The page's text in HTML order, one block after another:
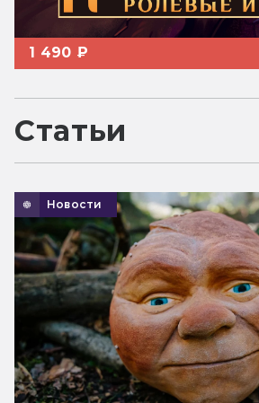
1 490 ₽
Статьи
Новости